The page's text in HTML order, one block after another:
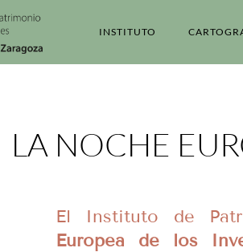
INSTITUTO
LA NOCHE
El Instituto de
Europea de los